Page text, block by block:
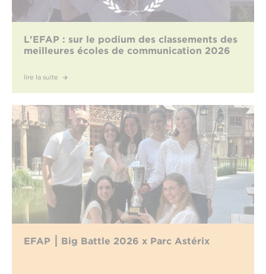
L'EFAP : sur le podium des classements des
meilleures écoles de communication 2026
lire la suite
EFAP ⎮ Big Battle 2026 x Parc Astérix